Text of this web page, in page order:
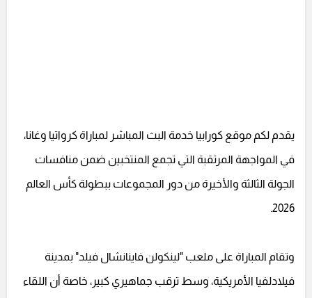
يقدم لكم موقع كورابيا خدمة البث المباشر لمباراة كرواتيا وغانا،
في المواجهة المرتقبة التي تجمع المنتخبين ضمن منافسات
الجولة الثالثة والأخيرة من دور المجموعات ببطولة كأس العالم
2026.
وتقام المباراة على ملعب "لينكولن فاينانشال فيلد" بمدينة
فيلادلفيا الأمريكية، وسط ترقب جماهيري كبير، خاصة أن اللقاء